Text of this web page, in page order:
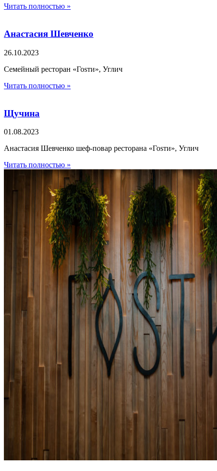
Читать полностью »
Анастасия Шевченко
26.10.2023
Семейный ресторан «Гоsти», Углич
Читать полностью »
Щучина
01.08.2023
Анастасия Шевченко шеф-повар ресторана «Гоsти», Углич
Читать полностью »